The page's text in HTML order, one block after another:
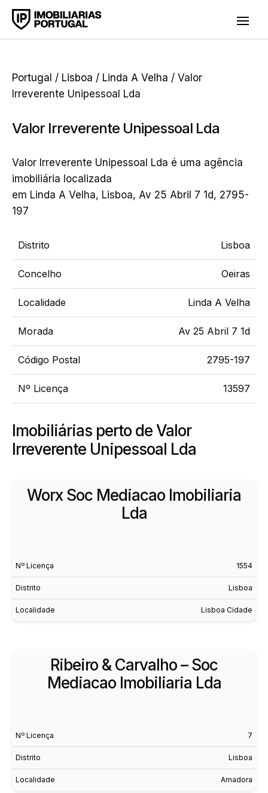
Portugal / Lisboa / Linda A Velha / Valor
Irreverente Unipessoal Lda
Valor Irreverente Unipessoal Lda
Valor Irreverente Unipessoal Lda é uma agência
imobiliária localizada
em Linda A Velha, Lisboa, Av 25 Abril 7 1d, 2795-
197
Distrito Lisboa
Concelho Oeiras
Localidade Linda A Velha
Morada Av 25 Abril 7 1d
Código Postal 2795-197
Nº Licença 13597
Imobiliárias perto de Valor
Irreverente Unipessoal Lda
Worx Soc Mediacao Imobiliaria
Lda
Nº Licença 1554
Distrito Lisboa
Localidade Lisboa Cidade
Ribeiro & Carvalho – Soc
Mediacao Imobiliaria Lda
Nº Licença 7
Distrito Lisboa
Localidade Amadora